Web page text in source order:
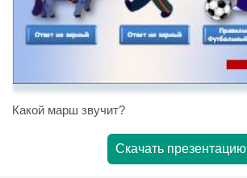
Какой марш звучит?
Скачать презентацию